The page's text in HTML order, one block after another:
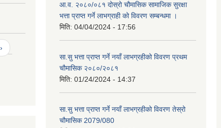
आ.व. २०८०/०८१ दोस्रो चौमासिक सामाजिक सुरक्षा
भत्ता प्राप्त गर्ने लाभग्राही को विवरण सम्बन्धमा ।
मिति: 04/04/2024 - 17:56
सा.सु भत्ता प्राप्त गर्ने नयाँ लाभग्रहीको विवरण प्रथम
चौमासिक २०८०/२०८१
मिति: 01/24/2024 - 14:37
सा.सु भत्ता प्राप्त गर्ने नयाँ लाभग्रहीको विवरण तेस्रो
चौमासिक 2079/080